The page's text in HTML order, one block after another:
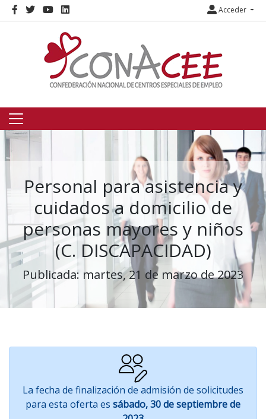
Acceder
Personal para asistencia y
cuidados a domicilio de
personas mayores y niños
(C. DISCAPACIDAD)
Publicada: martes, 21 de marzo de 2023
La fecha de finalización de admisión de solicitudes
para esta oferta es sábado, 30 de septiembre de